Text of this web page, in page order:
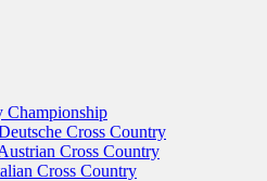
Championship
Cross Country
Cross Country
Cross Country